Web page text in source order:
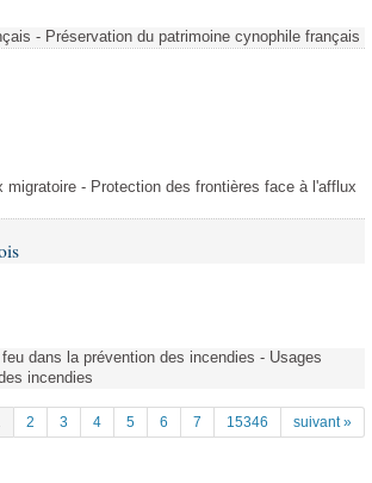
- Préservation du patrimoine cynophile français
- Protection des frontières face à l'afflux
dans la prévention des incendies - Usages
incendies
2 3 4 5 6 7 15346 suivant »